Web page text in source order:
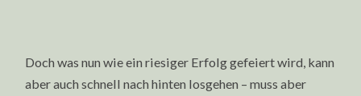
Doch was nun wie ein riesiger Erfolg gefeiert wird, kann
aber auch schnell nach hinten losgehen – muss aber